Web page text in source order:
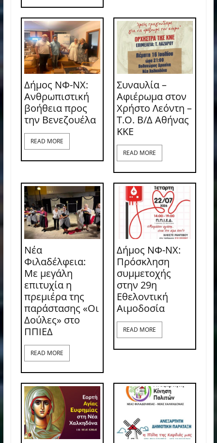
Δήμος ΝΦ-ΝΧ:
Ανθρωπιστική
βοήθεια προς
την Βενεζουέλα
READ MORE
Συναυλία –
Αφιέρωμα στον
Χρήστο Λεόντη –
Τ.Ο. Β/Δ Αθήνας
ΚΚΕ
READ MORE
Νέα
Φιλαδέλφεια:
Με μεγάλη
επιτυχία η
πρεμιέρα της
παράστασης «Οι
Δούλες» στο
ΠΠΙΕΔ
READ MORE
Δήμος ΝΦ-ΝΧ:
Πρόσκληση
συμμετοχής
στην 29η
Εθελοντική
Αιμοδοσία
READ MORE